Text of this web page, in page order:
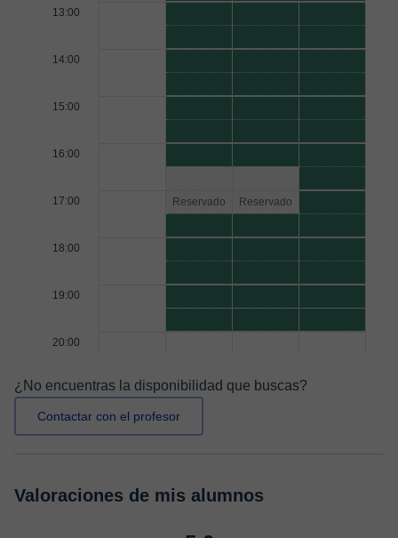
13:00
14:00
15:00
16:00
17:00 Reservado Reservado
18:00
19:00
20:00
¿No encuentras la disponibilidad que buscas?
Contactar con el profesor
Valoraciones de mis alumnos